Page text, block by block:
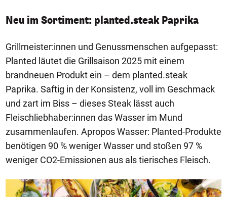
Neu im Sortiment: planted.steak Paprika
Grillmeister:innen und Genussmenschen aufgepasst:
Planted läutet die Grillsaison 2025 mit einem
brandneuen Produkt ein – dem planted.steak
Paprika. Saftig in der Konsistenz, voll im Geschmack
und zart im Biss – dieses Steak lässt auch
Fleischliebhaber:innen das Wasser im Mund
zusammenlaufen. Apropos Wasser: Planted-Produkte
benötigen 90 % weniger Wasser und stoßen 97 %
weniger CO2-Emissionen aus als tierisches Fleisch.
1/8